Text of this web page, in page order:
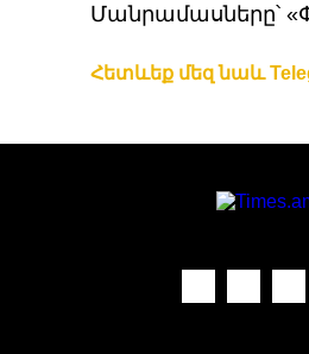
Մանրամասները՝
Հետևեք մեզ նաև